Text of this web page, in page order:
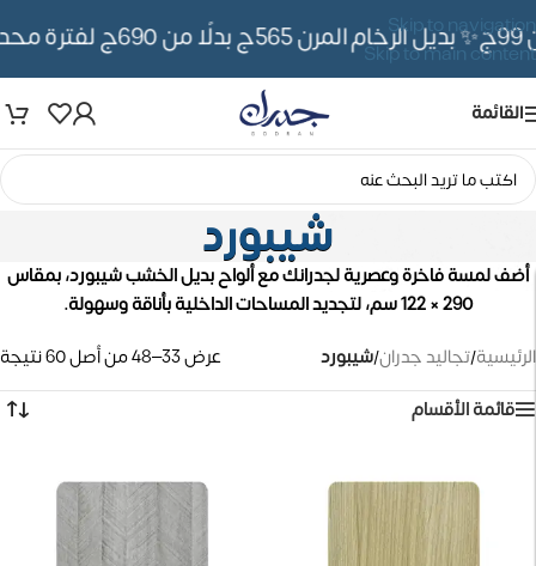
Skip to navigation
Skip to main content
✨ بديل الرخام المرن 565ج بدلًا من 690ج لفترة محدوده
القائمة
شيبورد
أضف لمسة فاخرة وعصرية لجدرانك مع ألواح بديل الخشب شيبورد، بمقاس
290 × 122 سم، لتجديد المساحات الداخلية بأناقة وسهولة.
الرئيسية/تجاليد جدران/شيبورد
عرض 33–48 من أصل 60 نتيجة
قائمة الأقسام